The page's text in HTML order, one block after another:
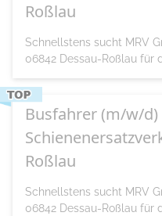
Roßlau
Schnellstens sucht MRV
06842 Dessau-Roßlau für
Busfahrer (m/w/d)
Roßlau
Schnellstens sucht MRV
06842 Dessau-Roßlau für